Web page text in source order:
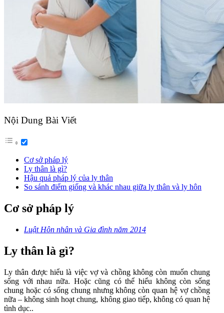
Nội Dung Bài Viết
Cơ sở pháp lý
Ly thân là gì?
Hậu quả pháp lý của ly thân
So sánh điểm giống và khác nhau giữa ly thân và ly hôn
Cơ sở pháp lý
Luật Hôn nhân và Gia đình năm 2014
Ly thân là gì?
Ly thân được hiểu là việc vợ và chồng không còn muốn chung
sống với nhau nữa. Hoặc cũng có thể hiểu không còn sống
chung hoặc có sống chung nhưng không còn quan hệ vợ chồng
nữa – không sinh hoạt chung, không giao tiếp, không có quan hệ
tình dục..